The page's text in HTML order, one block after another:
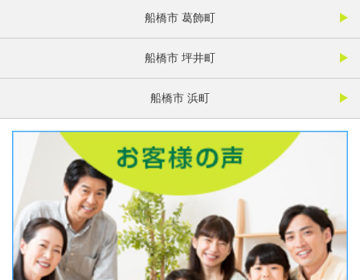
船橋市 葛飾町
船橋市 坪井町
船橋市 浜町